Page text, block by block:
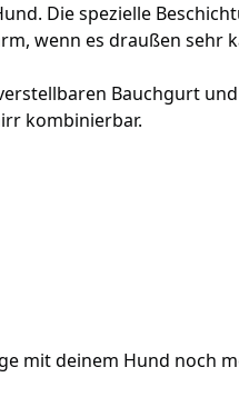
Die spezielle
wenn es draußen sehr
Bauchgurt
kombinierbar.
mit deinem Hund noch